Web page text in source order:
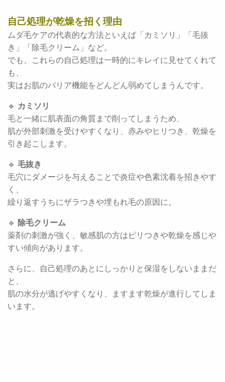
自己処理が乾燥を招く理由
ムダ毛ケアの代表的な方法といえば「カミソリ」「毛抜
き」「除毛クリーム」など。
でも、これらの自己処理は一時的にキレイに見せてくれて
も、
実はお肌のバリア機能をどんどん弱めてしまうんです。
🔹 カミソリ
毛と一緒に肌表面の角質まで削ってしまうため、
肌が外部刺激を受けやすくなり、赤みやヒリつき、乾燥を
引き起こします。
🔹 毛抜き
毛穴にダメージを与えることで炎症や色素沈着を招きやす
く、
繰り返すうちにザラつきや埋もれ毛の原因に。
🔹 除毛クリーム
薬剤の刺激が強く、敏感肌の方はピリつきや乾燥を感じや
すい傾向があります。
さらに、自己処理のあとにしっかりと保湿をしないままだ
と、
肌の水分が逃げやすくなり、ますます乾燥が進行してしま
います。